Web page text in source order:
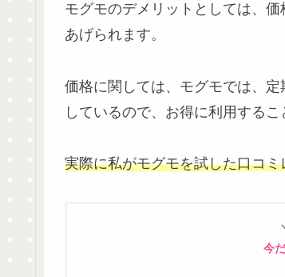
モグモのデメリットとしては、
あげられます。
価格に関しては、モグモでは、
しているので、お得に利用するこ
実際に私がモグモを試した口コミ
今